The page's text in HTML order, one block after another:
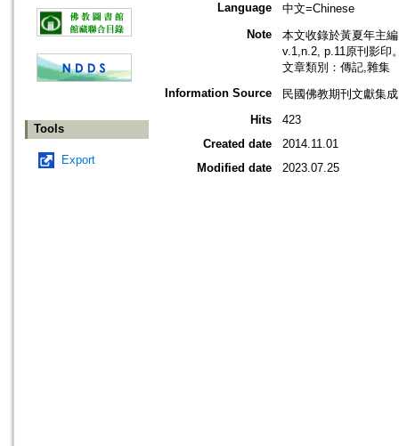
Tools
Export
Language
中文=Chinese
Note
本文收錄於黃夏年主
v.1,n.2, p.11原刊影印
文章類別：傳記,雜集
Information Source
民國佛教期刊文獻集
Hits
423
Created date
2014.11.01
Modified date
2023.07.25